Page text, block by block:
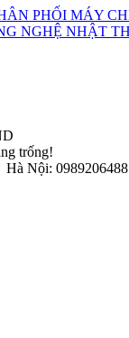
trống!
Hà Nội: 0989206488